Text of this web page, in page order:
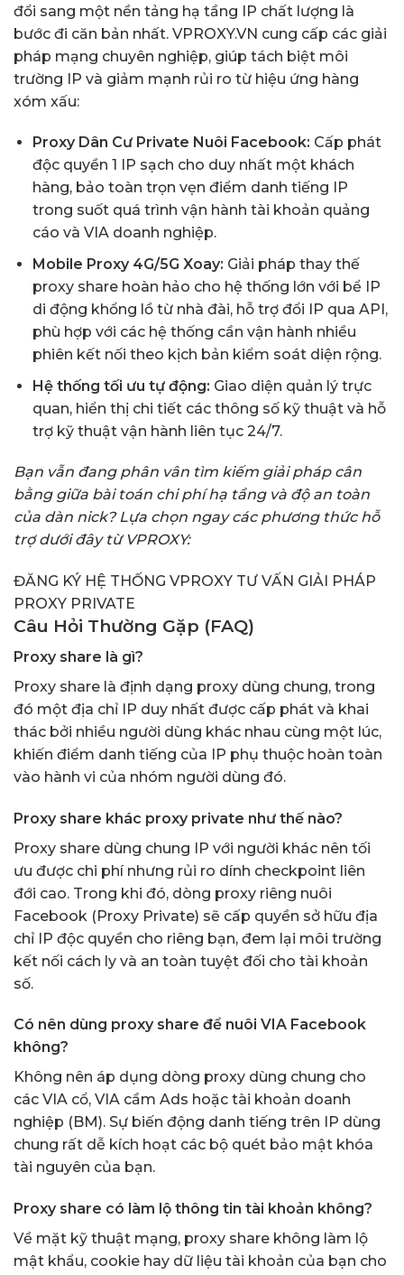
đổi sang một nền tảng hạ tầng IP chất lượng là
bước đi căn bản nhất. VPROXY.VN cung cấp các giải
pháp mạng chuyên nghiệp, giúp tách biệt môi
trường IP và giảm mạnh rủi ro từ hiệu ứng hàng
xóm xấu:
Proxy Dân Cư Private Nuôi Facebook: Cấp phát
độc quyền 1 IP sạch cho duy nhất một khách
hàng, bảo toàn trọn vẹn điểm danh tiếng IP
trong suốt quá trình vận hành tài khoản quảng
cáo và VIA doanh nghiệp.
Mobile Proxy 4G/5G Xoay: Giải pháp thay thế
proxy share hoàn hảo cho hệ thống lớn với bể IP
di động khổng lồ từ nhà đài, hỗ trợ đổi IP qua API,
phù hợp với các hệ thống cần vận hành nhiều
phiên kết nối theo kịch bản kiểm soát diện rộng.
Hệ thống tối ưu tự động: Giao diện quản lý trực
quan, hiển thị chi tiết các thông số kỹ thuật và hỗ
trợ kỹ thuật vận hành liên tục 24/7.
Bạn vẫn đang phân vân tìm kiếm giải pháp cân
bằng giữa bài toán chi phí hạ tầng và độ an toàn
của dàn nick? Lựa chọn ngay các phương thức hỗ
trợ dưới đây từ VPROXY:
ĐĂNG KÝ HỆ THỐNG VPROXY TƯ VẤN GIẢI PHÁP
PROXY PRIVATE
Câu Hỏi Thường Gặp (FAQ)
Proxy share là gì?
Proxy share là định dạng proxy dùng chung, trong
đó một địa chỉ IP duy nhất được cấp phát và khai
thác bởi nhiều người dùng khác nhau cùng một lúc,
khiến điểm danh tiếng của IP phụ thuộc hoàn toàn
vào hành vi của nhóm người dùng đó.
Proxy share khác proxy private như thế nào?
Proxy share dùng chung IP với người khác nên tối
ưu được chi phí nhưng rủi ro dính checkpoint liên
đới cao. Trong khi đó, dòng proxy riêng nuôi
Facebook (Proxy Private) sẽ cấp quyền sở hữu địa
chỉ IP độc quyền cho riêng bạn, đem lại môi trường
kết nối cách ly và an toàn tuyệt đối cho tài khoản
số.
Có nên dùng proxy share để nuôi VIA Facebook
không?
Không nên áp dụng dòng proxy dùng chung cho
các VIA cổ, VIA cầm Ads hoặc tài khoản doanh
nghiệp (BM). Sự biến động danh tiếng trên IP dùng
chung rất dễ kích hoạt các bộ quét bảo mật khóa
tài nguyên của bạn.
Proxy share có làm lộ thông tin tài khoản không?
Về mặt kỹ thuật mạng, proxy share không làm lộ
mật khẩu, cookie hay dữ liệu tài khoản của bạn cho